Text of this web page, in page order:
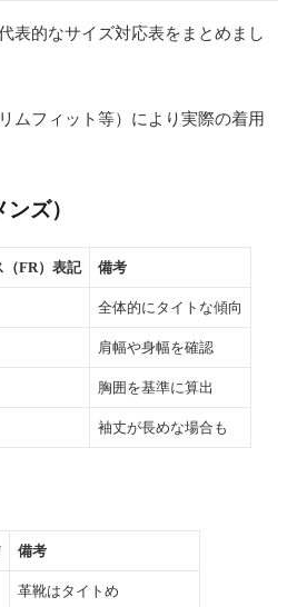
表的なサイズ対応表をまとめまし
ムフィット等）により実際の着用
ズ）
（FR）表記 備考
全体的にタイトな傾向
肩幅や身幅を確認
胸囲を基準に算出
袖丈が長めな場合も
備考
革靴はタイトめ